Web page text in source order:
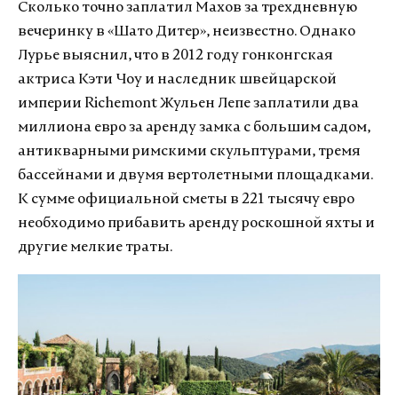
Сколько точно заплатил Махов за трехдневную
вечеринку в «Шато Дитер», неизвестно. Однако
Лурье выяснил, что в 2012 году гонконгская
актриса Кэти Чоу и наследник швейцарской
империи Richemont Жульен Лепе заплатили два
миллиона евро за аренду замка с большим садом,
антикварными римскими скульптурами, тремя
бассейнами и двумя вертолетными площадками.
К сумме официальной сметы в 221 тысячу евро
необходимо прибавить аренду роскошной яхты и
другие мелкие траты.